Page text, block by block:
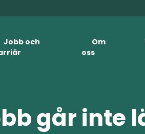
Jobb och
Om
oss
går inte